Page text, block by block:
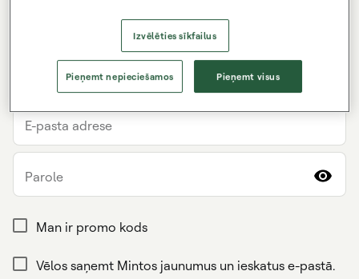
Dzīvesvietas valsts
E-pasta adrese
Parole
Man ir promo kods
Vēlos saņemt Mintos jaunumus un ieskatus e-pastā.
Izvēlēties sīkfailus
Pieņemt nepieciešamos Pieņemt visus